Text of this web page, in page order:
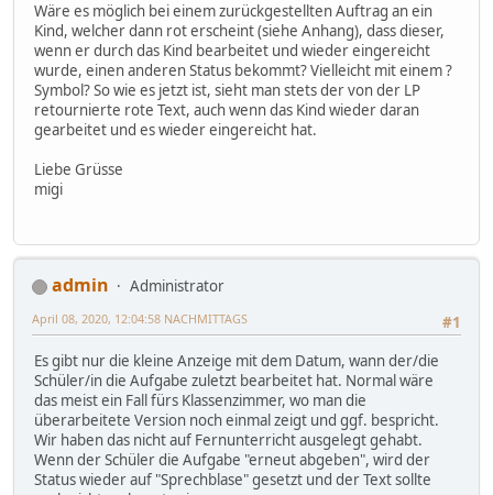
Wäre es möglich bei einem zurückgestellten Auftrag an ein
Kind, welcher dann rot erscheint (siehe Anhang), dass dieser,
wenn er durch das Kind bearbeitet und wieder eingereicht
wurde, einen anderen Status bekommt? Vielleicht mit einem ?
Symbol? So wie es jetzt ist, sieht man stets der von der LP
retournierte rote Text, auch wenn das Kind wieder daran
gearbeitet und es wieder eingereicht hat.
Liebe Grüsse
migi
admin
Administrator
#1
April 08, 2020, 12:04:58 NACHMITTAGS
Es gibt nur die kleine Anzeige mit dem Datum, wann der/die
Schüler/in die Aufgabe zuletzt bearbeitet hat. Normal wäre
das meist ein Fall fürs Klassenzimmer, wo man die
überarbeitete Version noch einmal zeigt und ggf. bespricht.
Wir haben das nicht auf Fernunterricht ausgelegt gehabt.
Wenn der Schüler die Aufgabe "erneut abgeben", wird der
Status wieder auf "Sprechblase" gesetzt und der Text sollte